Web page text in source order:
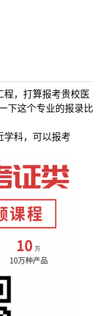
，打算报考贵校医
下这个专业的报录比
学科，可以报考